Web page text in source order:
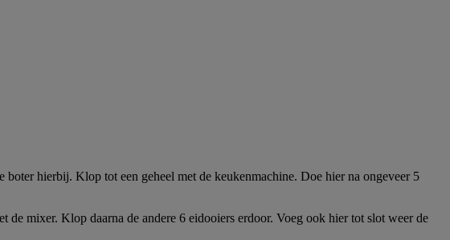
hierbij. Klop tot een geheel met de keukenmachine. Doe hier na ongeveer 5
de mixer. Klop daarna de andere 6 eidooiers erdoor. Voeg ook hier tot slot weer de